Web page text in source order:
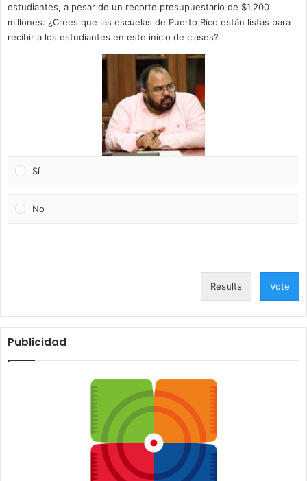
estudiantes, a pesar de un recorte presupuestario de $1,200
millones. ¿Crees que las escuelas de Puerto Rico están listas para
recibir a los estudiantes en este inicio de clases?
Sí
No
Results Vote
Publicidad